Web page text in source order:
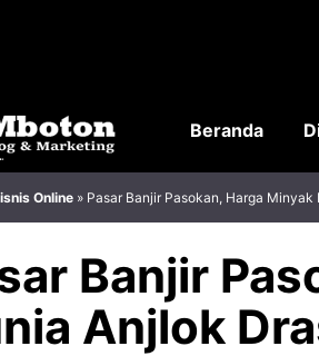
Beranda
Online » Pasar Banjir Pasokan, Harga
Banjir
Anjlok